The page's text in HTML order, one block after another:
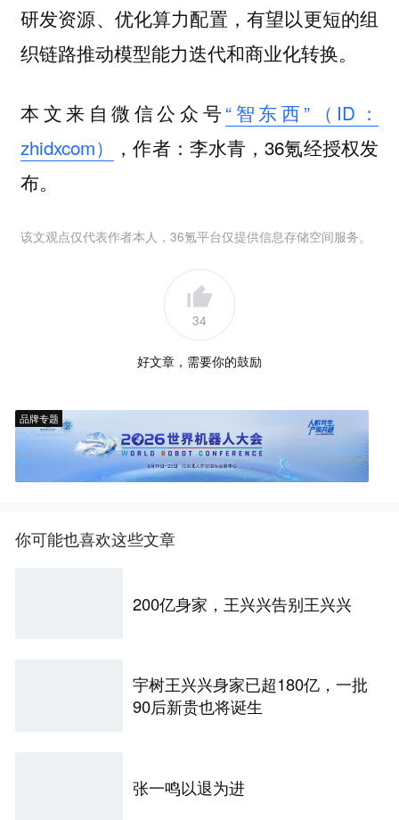
研发资源、优化算力配置，有望以更短的组
织链路推动模型能力迭代和商业化转换。
本文来自微信公众号“智东西”（ID：
zhidxcom）
，作者：李水青，36氪经授权发
布。
该文观点仅代表作者本人，36氪平台仅提供信息存储空间服务。
34
好文章，需要你的鼓励
品牌专题
你可能也喜欢这些文章
200亿身家，王兴兴告别王兴兴
宇树王兴兴身家已超180亿，一批
90后新贵也将诞生
张一鸣以退为进